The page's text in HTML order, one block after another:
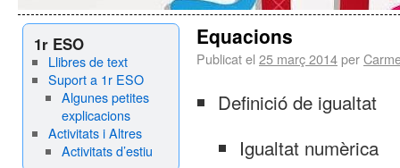
1r ESO
Llibres de text
Suport a 1r ESO
Algunes petites
explicacions
Activitats i Altres
Activitats d’estiu
Equacions
Publicat el 25 març 2014per
Definició de igualtat
Igualtat numèrica